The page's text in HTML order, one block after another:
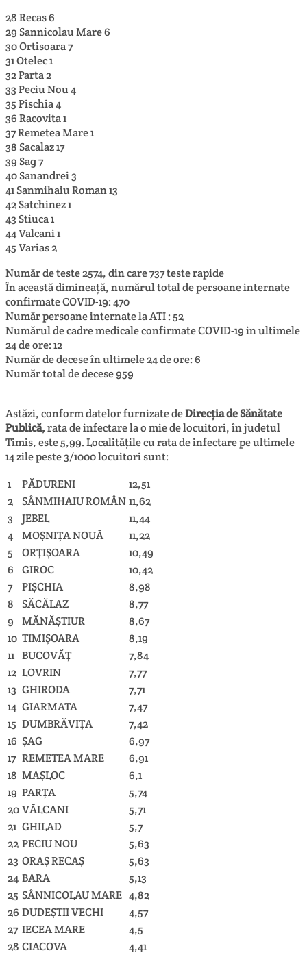
28 Recas 6
29 Sannicolau Mare 6
30 Ortisoara 7
31 Otelec 1
32 Parta 2
33 Peciu Nou 4
35 Pischia 4
36 Racovita 1
37 Remetea Mare 1
38 Sacalaz 17
39 Sag 7
40 Sanandrei 3
41 Sanmihaiu Roman 13
42 Satchinez 1
43 Stiuca 1
44 Valcani 1
45 Varias 2
Număr de teste 2574, din care 737 teste rapide
În această dimineață, numărul total de persoane internate
confirmate COVID-19: 470
Număr persoane internate la ATI : 52
Numărul de cadre medicale confirmate COVID-19 in ultimele
24 de ore: 12
Număr de decese în ultimele 24 de ore: 6
Număr total de decese 959
Astăzi, conform datelor furnizate deDirecția de Sănătate
Publică,rata de infectare la o mie de locuitori, în judetul
Timis, este 5,99. Localitățile cu rata de infectare pe ultimele
14 zile peste 3/1000 locuitori sunt:
1
PĂDURENI
12,51
2
SÂNMIHAIU ROMÂN11,62
3
JEBEL
11,44
4
MOŞNIŢA NOUĂ
11,22
5
ORŢIŞOARA
10,49
6
GIROC
10,42
7
PIŞCHIA
8,98
8
SĂCĂLAZ
8,77
9
MĂNĂŞTIUR
8,67
10 TIMIŞOARA
8,19
11 BUCOVĂŢ
7,84
12 LOVRIN
7,77
13 GHIRODA
7,71
14 GIARMATA
7,47
15 DUMBRĂVIŢA
7,42
16 ŞAG
6,97
17 REMETEA MARE
6,91
18 MAŞLOC
6,1
19 PARŢA
5,74
20VĂLCANI
5,71
21 GHILAD
5,7
22 PECIU NOU
5,63
23 ORAŞ RECAŞ
5,63
24 BARA
5,13
25 SÂNNICOLAU MARE 4,82
26 DUDEŞTII VECHI
4,57
27 IECEA MARE
4,5
28 CIACOVA
4,41